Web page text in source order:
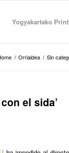
Yogyakartako
/ Orrialdea / Sin
el sida’